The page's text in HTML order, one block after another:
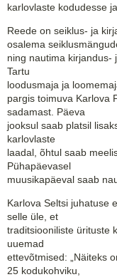
karlovlaste kodudesse
Reede on seiklus- ja
osalema
ning nautima kirjandus-
Tartu
loodusmaja ja
pargis toimuva Karlova
sadamast. Päeva
jooksul saab platsil
karlovlaste
laadal, õhtul saab
Pühapäevasel
muusikapäeval saab
Karlova Seltsi juhatuse
selle üle, et
traditsiooniliste ürituste
uuemad
ettevõtmised: „Näiteks
25 kodukohviku,